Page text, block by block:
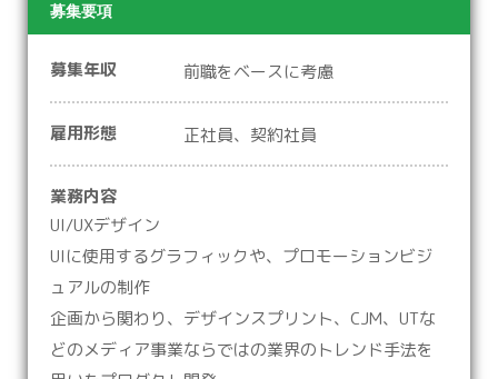
募集要項
募集年収 前職をベースに考慮
雇用形態 正社員、契約社員
業務内容
UI/UXデザイン
UIに使用するグラフィックや、プロモーションビジ
ュアルの制作
企画から関わり、デザインスプリント、CJM、UTな
どのメディア事業ならではの業界のトレンド手法を